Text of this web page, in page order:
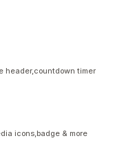
header,countdown timer
icons,badge & more